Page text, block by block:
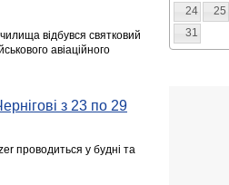
відбувся святковий
авіаційного
з 23 по 29
проводиться у будні та
24
25
31